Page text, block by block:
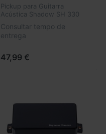
Pickup para Guitarra
Acústica Shadow SH 330
Consultar tempo de
entrega
47,99 €